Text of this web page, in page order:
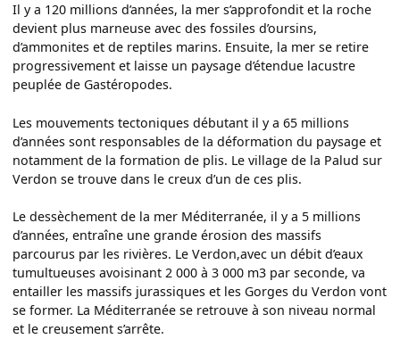
Il y a 120 millions d’années, la mer s’approfondit et la roche
devient plus marneuse avec des fossiles d’oursins,
d’ammonites et de reptiles marins. Ensuite, la mer se retire
progressivement et laisse un paysage d’étendue lacustre
peuplée de Gastéropodes.
Les mouvements tectoniques débutant il y a 65 millions
d’années sont responsables de la déformation du paysage et
notamment de la formation de plis. Le village de la Palud sur
Verdon se trouve dans le creux d’un de ces plis.
Le dessèchement de la mer Méditerranée, il y a 5 millions
d’années, entraîne une grande érosion des massifs
parcourus par les rivières. Le Verdon,avec un débit d’eaux
tumultueuses avoisinant 2 000 à 3 000 m3 par seconde, va
entailler les massifs jurassiques et les Gorges du Verdon vont
se former. La Méditerranée se retrouve à son niveau normal
et le creusement s’arrête.